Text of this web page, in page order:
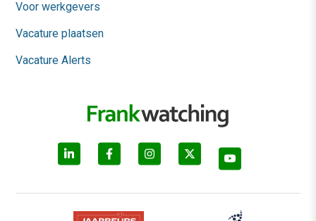
Voor werkgevers
Vacature plaatsen
Vacature Alerts